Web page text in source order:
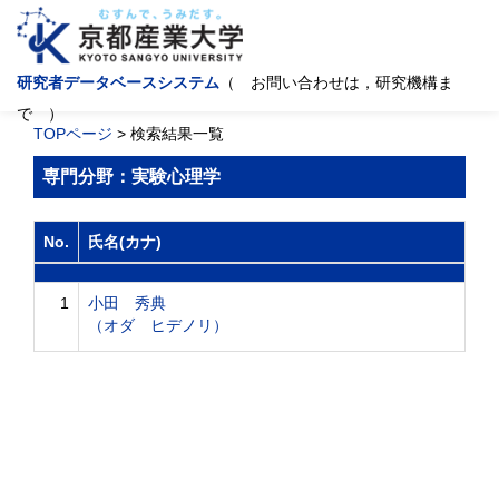
研究者データベースシステム （ お問い合わせは，研究機構ま
で ）
TOPページ > 検索結果一覧
専門分野：実験心理学
No. 氏名(カナ)
1
小田 秀典
（オダ ヒデノリ）